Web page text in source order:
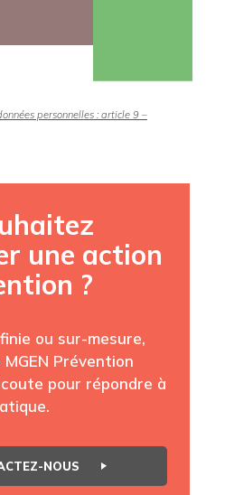
personnelles : article 9 –
une action
?
ou sur-mesure,
Prévention
pour répondre à
NOUS